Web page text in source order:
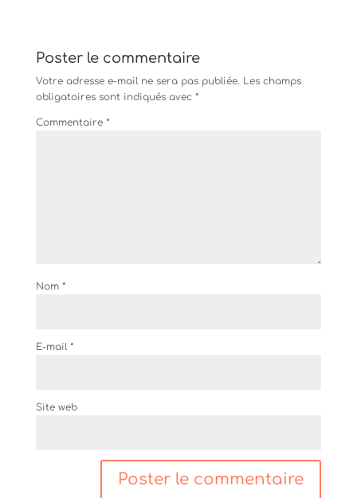
Poster le commentaire
Votre adresse e-mail ne sera pas publiée. Les champs
obligatoires sont indiqués avec *
Commentaire *
Nom *
E-mail *
Site web